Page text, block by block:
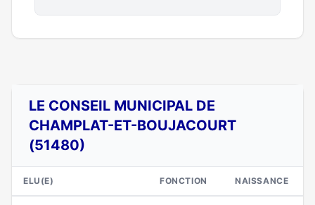
LE CONSEIL MUNICIPAL DE
CHAMPLAT-ET-BOUJACOURT
(51480)
ELU(E) FONCTION NAISSANCE